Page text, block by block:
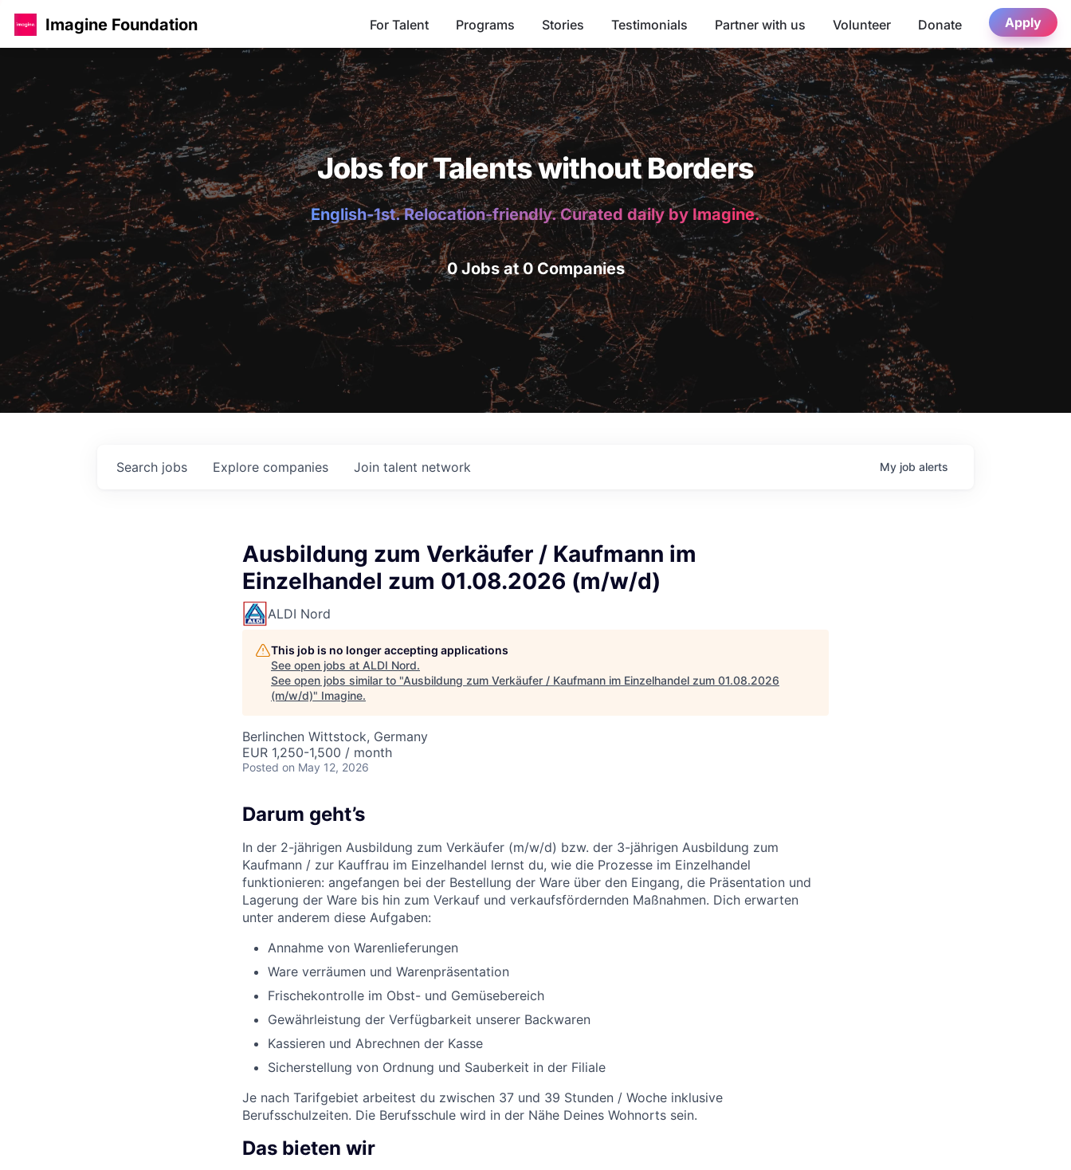
Imagine Foundation For Talent Programs Stories Testimonials Partner with us Volunteer Donate Apply
Jobs for Talents without Borders
English-1st. Relocation-friendly. Curated daily by Imagine.
0 Jobs at 0 Companies
Search jobs Explore companies Join talent network My job alerts
Ausbildung zum Verkäufer / Kaufmann im
Einzelhandel zum 01.08.2026 (m/w/d)
ALDI Nord
This job is no longer accepting applications
See open jobs at ALDI Nord.
See open jobs similar to "Ausbildung zum Verkäufer / Kaufmann im Einzelhandel zum 01.08.2026
(m/w/d)" Imagine.
Berlinchen Wittstock, Germany
EUR 1,250-1,500 / month
Posted on May 12, 2026
Darum geht’s
In der 2-jährigen Ausbildung zum Verkäufer (m/w/d) bzw. der 3-jährigen Ausbildung zum
Kaufmann / zur Kauffrau im Einzelhandel lernst du, wie die Prozesse im Einzelhandel
funktionieren: angefangen bei der Bestellung der Ware über den Eingang, die Präsentation und
Lagerung der Ware bis hin zum Verkauf und verkaufsfördernden Maßnahmen. Dich erwarten
unter anderem diese Aufgaben:
Annahme von Warenlieferungen
Ware verräumen und Warenpräsentation
Frischekontrolle im Obst- und Gemüsebereich
Gewährleistung der Verfügbarkeit unserer Backwaren
Kassieren und Abrechnen der Kasse
Sicherstellung von Ordnung und Sauberkeit in der Filiale
Je nach Tarifgebiet arbeitest du zwischen 37 und 39 Stunden / Woche inklusive
Berufsschulzeiten. Die Berufsschule wird in der Nähe Deines Wohnorts sein.
Das bieten wir